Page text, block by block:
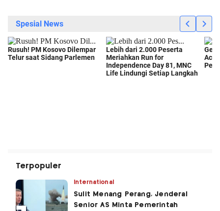
Terpopuler
International
Sulit Menang Perang, Jenderal
Senior AS Minta Pemerintah